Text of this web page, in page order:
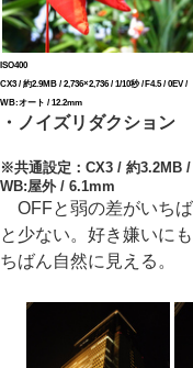
ISO400
CX3 / 約2.9MB / 2,736×2,736 / 1/10秒 / F4.5 / 0EV /
WB:オート / 12.2mm
・ノイズリダクション
※共通設定：CX3 / 約3.2MB
WB:屋外 / 6.1mm
OFFと弱の差がいち
と少ない。好き嫌いに
ちばん自然に見える。